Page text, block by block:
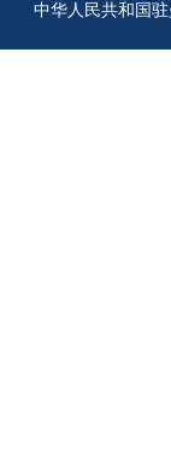
中华人民共和国